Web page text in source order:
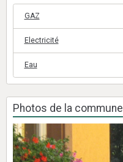
GAZ
Electricité
Eau
Photos de la commune